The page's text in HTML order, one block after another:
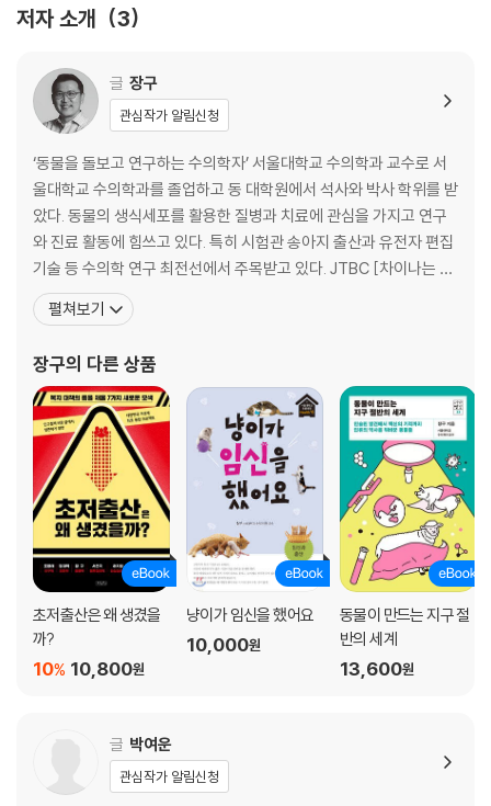
아주 특별한 치료사들
춤추는 고양이 병?
인간과 동물의 건강은 연결된다!
3장 인간을 살린 동물들 - 64
뉴욕 도그(?) 발토와 토고
인슐린 발견의 숨은 공로견
실험동물의 대표 주자 마우스
햄스터와 코로나 백신
동물 해부로 인간의 몸을 이해했다고?
인류 최초의 백신, 종두법
파스퇴르의 공개 동물 실험
동물 실험은 꼭 해야 할까?
동물 실험이 없으면…
5장 내 반려견을 복제할 수 있다면 - 116
동물 복제란?
복제 양 돌리의 탄생
동물 복제가 가져다줄 희망
죽은 반려동물을 복제할 수 있다면?
6장 진화하는 수의학 - 144
저자 소개 3
글 장구
관심작가 알림신청
‘동물을 돌보고 연구하는 수의학자’ 서울대학교 수의학과 교수로 서
울대학교 수의학과를 졸업하고 동 대학원에서 석사와 박사 학위를 받
았다. 동물의 생식세포를 활용한 질병과 치료에 관심을 가지고 연구
와 진료 활동에 힘쓰고 있다. 특히 시험관 송아지 출산과 유전자 편집
기술 등 수의학 연구 최전선에서 주목받고 있다. JTBC [차이나는 클
라스], tvN [책 읽어주는 나의 서재]에 출연하는 등 20년 이상 동물
의 임신과 관련된 연구와 진료를 해오면서 얻은 경험을 대중과 나누
펼쳐보기
장구의 다른 상품
초저출산은 왜 생겼을
까?
10,800원
10%
냥이가 임신을 했어요
10,000원
동물이 만드는 지구 절
반의 세계
13,600원
글 박여운
관심작가 알림신청